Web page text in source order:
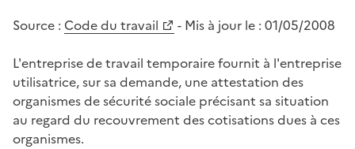
Source : Code du travail - Mis à jour le : 01/05/2008
L'entreprise de travail temporaire fournit à l'entreprise
utilisatrice, sur sa demande, une attestation des
organismes de sécurité sociale précisant sa situation
au regard du recouvrement des cotisations dues à ces
organismes.